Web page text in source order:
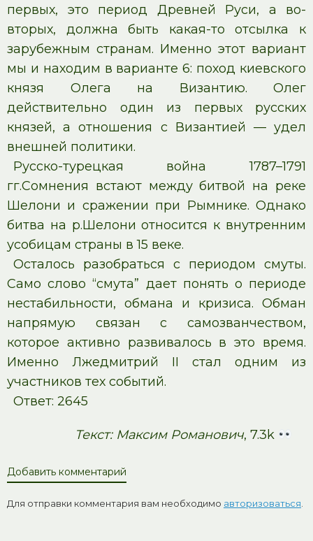
первых, это период Древней Руси, а во-
вторых, должна быть какая-то отсылка к
зарубежным странам. Именно этот вариант
мы и находим в варианте 6: поход киевского
князя Олега на Византию. Олег
действительно один из первых русских
князей, а отношения с Византией — удел
внешней политики.
Русско-турецкая война 1787–1791
гг.Сомнения встают между битвой на реке
Шелони и сражении при Рымнике. Однако
битва на р.Шелони относится к внутренним
усобицам страны в 15 веке.
Осталось разобраться с периодом смуты.
Само слово “смута” дает понять о периоде
нестабильности, обмана и кризиса. Обман
напрямую связан с самозванчеством,
которое активно развивалось в это время.
Именно Лжедмитрий II стал одним из
участников тех событий.
Ответ: 2645
Текст: Максим Романович, 7.3k
Добавить комментарий
Для отправки комментария вам необходимо авторизоваться.